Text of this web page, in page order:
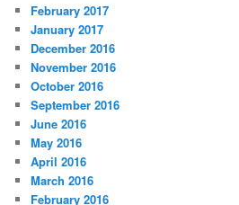
February 2017
January 2017
December 2016
November 2016
October 2016
September 2016
June 2016
May 2016
April 2016
March 2016
February 2016